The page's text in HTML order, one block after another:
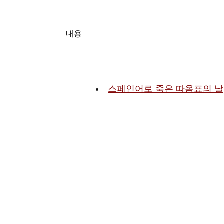
내용
스페인어로 죽은 따옴표의 날